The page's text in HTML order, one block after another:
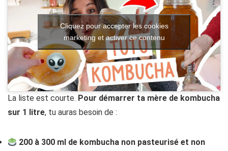
Cliquez pour accepter les cookies
marketing et activer ce contenu
La liste est courte. Pour démarrer ta mère de kombucha
sur 1 litre, tu auras besoin de :
200 à 300 ml de kombucha non pasteurisé et non